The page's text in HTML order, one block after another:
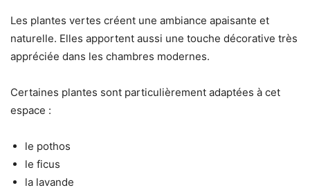
Les plantes vertes créent une ambiance apaisante et
naturelle. Elles apportent aussi une touche décorative très
appréciée dans les chambres modernes.
Certaines plantes sont particulièrement adaptées à cet
espace :
le pothos
le ficus
la lavande